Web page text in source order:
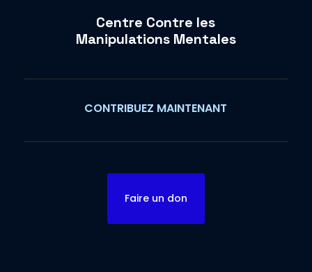
Centre Contre les
Manipulations Mentales
CONTRIBUEZ MAINTENANT
Faire un don